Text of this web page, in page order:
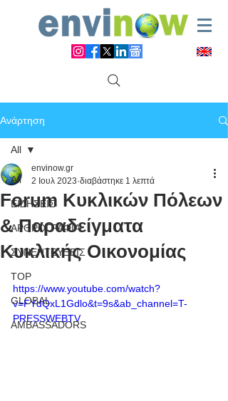
Ανάρτηση
All
ΕΙΔΗΣΕΙΣ
ΑΡΘΡΟΓΡΑΦΙΑ
ΣΥΝΕΝΤΕΥΞΕΙΣ
TOP
GLOBAL
AMBASSADORS
All
Forum Κυκλικών Πόλεων
& Παραδείγματα
Κυκλικής Οικονομίας
envinow.gr
2 Ιουλ 2023 διαβάστηκε 1 λεπτά
https://www.youtube.com/watch?
v=FYdQxL1Gdlo&t=9s&ab_channel=T-
PRESSWEBTV